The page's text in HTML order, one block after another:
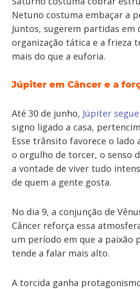
Netuno costuma embaçar a
Juntos, sugerem partidas em
organização tática e a frieza
mais do que a euforia.
Júpiter em Câncer e a
Até 30 de junho, Júpiter
signo ligado a casa,
Esse trânsito favorece o lado
o orgulho de torcer, o senso
a vontade de viver tudo
de quem a gente gosta.
No dia 9, a conjunção de
Câncer reforça essa
um período em que a paixão
tende a falar mais alto.
A torcida ganha